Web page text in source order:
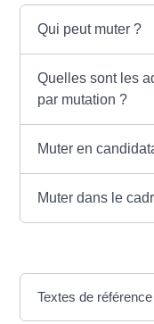
Qui peut muter ?
Quelles sont les
par mutation ?
Muter en
Muter dans le
Textes de référence